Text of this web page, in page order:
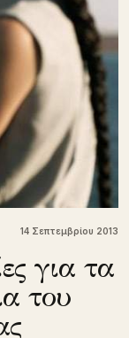
14 Σεπτεμβρίου 2013
για τα
του